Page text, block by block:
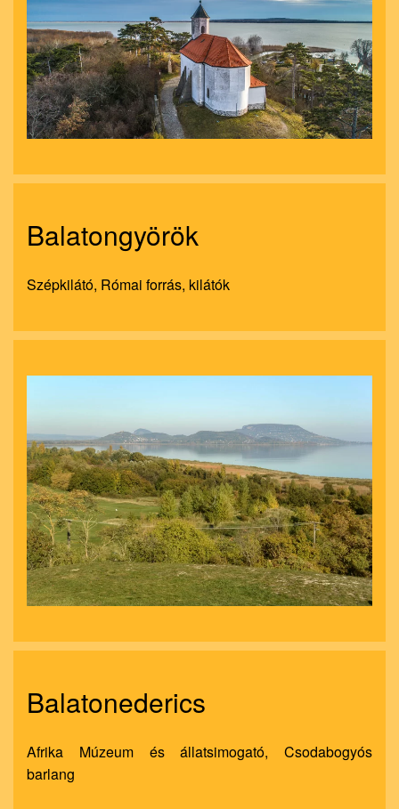
nagyít
Balatongyörök
Szépkilátó, Római forrás, kilátók
nagyít
Balatonederics
Afrika Múzeum és állatsimogató, Csodabogyós
barlang